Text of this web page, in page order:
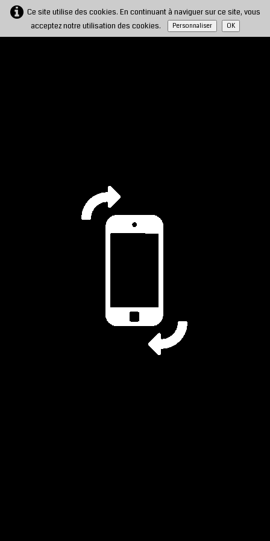
Ce site utilise des cookies. En continuant à naviguer sur ce site, vous
acceptez notre utilisation des cookies.
Personnaliser OK